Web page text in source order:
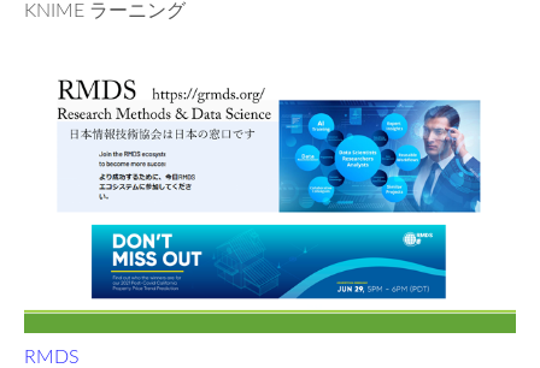
KNIME ラーニング
RMDS